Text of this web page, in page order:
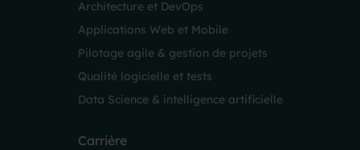
Architecture et DevOps
Applications Web et Mobile
Pilotage agile & gestion de projets
Qualité logicielle et tests
Data Science & intelligence artificielle
Carrière